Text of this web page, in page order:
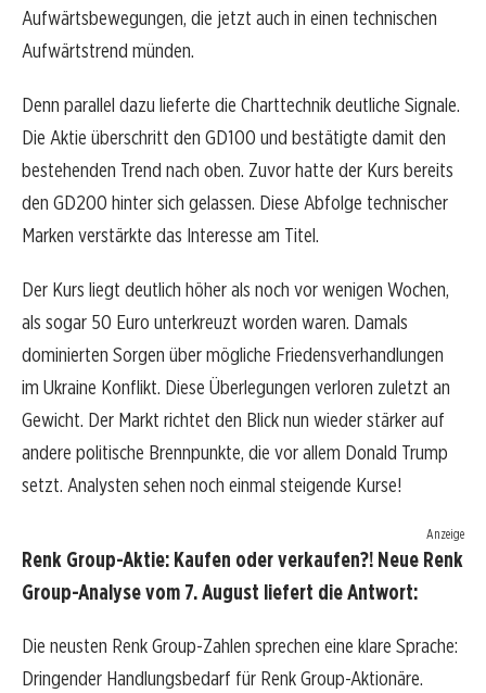
Aufwärtsbewegungen, die jetzt auch in einen technischen
Aufwärtstrend münden.
Denn parallel dazu lieferte die Charttechnik deutliche Signale.
Die Aktie überschritt den GD100 und bestätigte damit den
bestehenden Trend nach oben. Zuvor hatte der Kurs bereits
den GD200 hinter sich gelassen. Diese Abfolge technischer
Marken verstärkte das Interesse am Titel.
Der Kurs liegt deutlich höher als noch vor wenigen Wochen,
als sogar 50 Euro unterkreuzt worden waren. Damals
dominierten Sorgen über mögliche Friedensverhandlungen
im Ukraine Konflikt. Diese Überlegungen verloren zuletzt an
Gewicht. Der Markt richtet den Blick nun wieder stärker auf
andere politische Brennpunkte, die vor allem Donald Trump
setzt. Analysten sehen noch einmal steigende Kurse!
Anzeige
Renk Group-Aktie: Kaufen oder verkaufen?! Neue Renk
Group-Analyse vom 7. August liefert die Antwort:
Die neusten Renk Group-Zahlen sprechen eine klare Sprache:
Dringender Handlungsbedarf für Renk Group-Aktionäre.